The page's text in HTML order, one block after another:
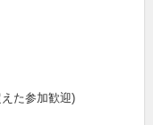
た参加歓迎)